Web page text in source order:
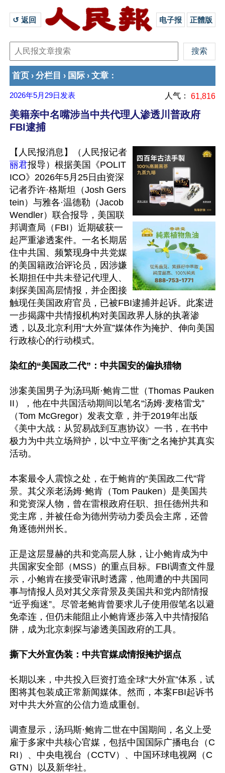
↺ 返回 电子报 正體版
首页 › 分栏目 › 国际 › 文章 ：
2026年5月29日 发表 人气： 61,816
美籍亲中名嘴涉当中共代理人渗透川普政府
FBI逮捕
【人民报消息】（人民报记者
丽君报导）根据美国《POLIT
ICO》2026年5月25日由资深
记者乔许·格斯坦（Josh Gers
tein）与雅各·温德勒（Jacob
Wendler）联合报导，美国联
邦调查局（FBI）近期破获一
起严重渗透案件。一名长期居
住中共国、频繁现身中共党媒
的美国籍政治评论员，因涉嫌
长期担任中共未登记代理人、
刺探美国高层情报，并企图接
触现任美国政府官员，已被FBI逮捕并起诉。此案进
一步揭露中共情报机构对美国政界人脉的执著渗
透，以及北京利用“大外宣”媒体作为掩护、伸向美国
行政核心的行动模式。
染红的“美国政二代”：中共国安的偏执猎物
涉案美国男子为汤玛斯·鲍肯二世（Thomas Pauken
II），他在中共国活动期间以笔名“汤姆·麦格雷戈”
（Tom McGregor）发表文章，并于2019年出版
《美中大战：从贸易战到互惠协议》一书，在书中
极力为中共立场辩护，以“中立平衡”之名掩护其真实
活动。
本案最令人震惊之处，在于鲍肯的“美国政二代”背
景。其父亲老汤姆·鲍肯（Tom Pauken）是美国共
和党资深人物，曾在雷根政府任职、担任德州共和
党主席，并被任命为德州劳动力委员会主席，还曾
角逐德州州长。
正是这层显赫的共和党高层人脉，让小鲍肯成为中
共国家安全部（MSS）的重点目标。FBI调查文件显
示，小鲍肯在接受审讯时透露，他周遭的中共国同
事与情报人员对其父亲背景及美国共和党内部情报
“近乎痴迷”。尽管老鲍肯曾要求儿子使用假笔名以避
免牵连，但仍未能阻止小鲍肯逐步落入中共情报陷
阱，成为北京刺探与渗透美国政府的工具。
撕下大外宣伪装：中共官媒成情报掩护据点
长期以来，中共投入巨资打造全球“大外宣”体系，试
图将其包装成正常新闻媒体。然而，本案FBI起诉书
对中共大外宣的公信力造成重创。
调查显示，汤玛斯·鲍肯二世在中国期间，名义上受
雇于多家中共核心官媒，包括中国国际广播电台（C
RI）、中央电视台（CCTV）、中国环球电视网（C
GTN）以及新华社。